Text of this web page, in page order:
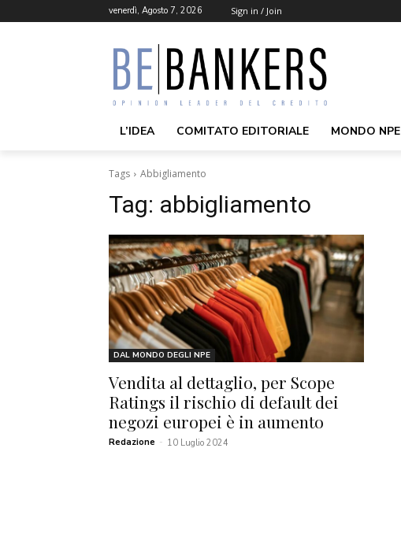
venerdì, Agosto 7, 2026 Sign in / Join
L’IDEA COMITATO EDITORIALE MONDO NPE
Tags Abbigliamento
Tag: abbigliamento
DAL MONDO DEGLI NPE
Vendita al dettaglio, per Scope
Ratings il rischio di default dei
negozi europei è in aumento
Redazione - 10 Luglio 2024